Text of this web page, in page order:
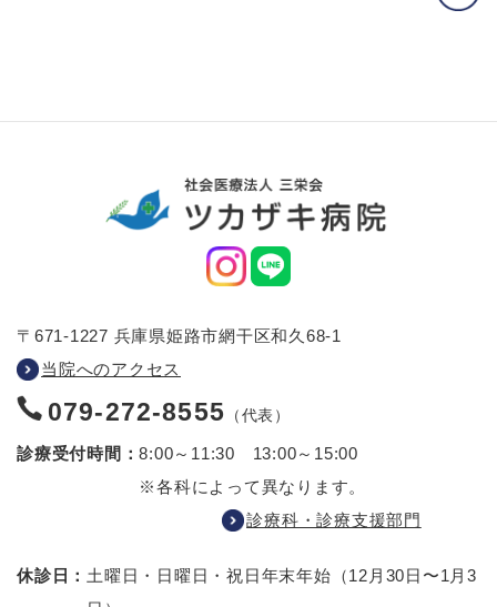
〒671-1227 兵庫県姫路市網干区和久68-1
当院へのアクセス
079-272-8555 （代表）
診療受付時間：8:00～11:30 13:00～15:00
※各科によって異なります。
診療科・診療支援部門
休診日： 土曜日・日曜日・祝日年末年始（12月30日〜1月3